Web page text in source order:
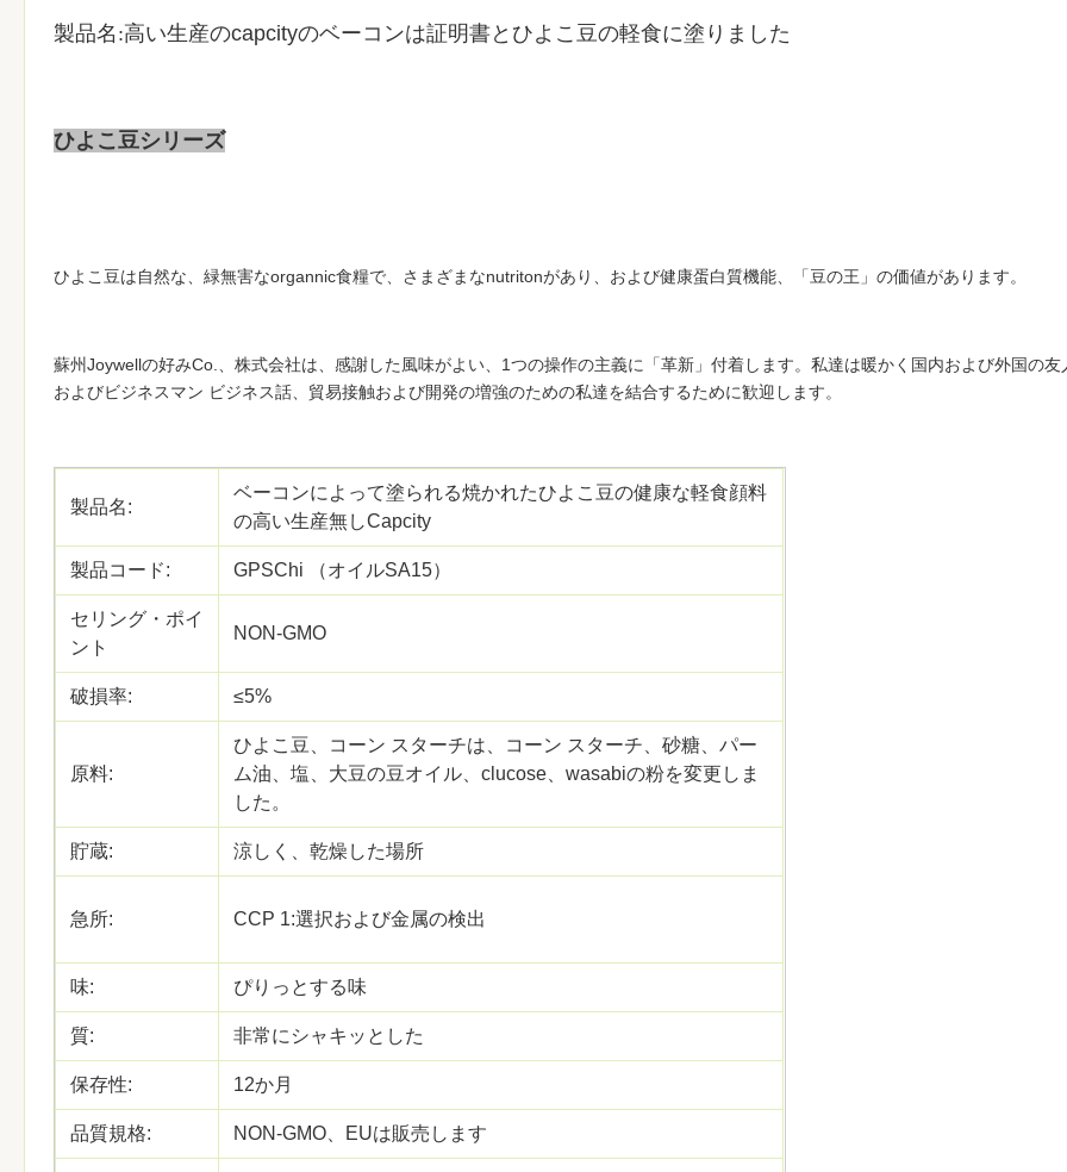
製品名:高い生産のcapcityのベーコンは証明書とひよこ豆の軽食に塗りました
ひよこ豆シリーズ
ひよこ豆は自然な、緑無害なorgannic食糧で、さまざまなnutritonがあり、および健康蛋白質機能、「豆の王」の価値があります。
蘇州Joywellの好みCo.、株式会社は、感謝した風味がよい、1つの操作の主義に「革新」付着します。私達は暖かく国内および外国の友
およびビジネスマン ビジネス話、貿易接触および開発の増強のための私達を結合するために歓迎します。
製品名:
ベーコンによって塗られる焼かれたひよこ豆の健康な軽食顔料
の高い生産無しCapcity
製品コード: GPSChi （オイルSA15）
セリング・ポイ
ント
NON-GMO
破損率: ≤5%
原料:
ひよこ豆、コーン スターチは、コーン スターチ、砂糖、パー
ム油、塩、大豆の豆オイル、clucose、wasabiの粉を変更しま
した。
貯蔵: 涼しく、乾燥した場所
急所: CCP 1:選択および金属の検出
味: ぴりっとする味
質: 非常にシャキッとした
保存性: 12か月
品質規格: NON-GMO、EUは販売します